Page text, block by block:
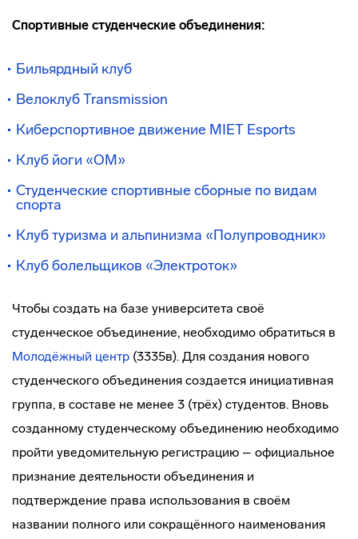
Спортивные студенческие объединения:
Бильярдный клуб
Велоклуб Transmission
Киберспортивное движение MIET Esports
Клуб йоги «ОМ»
Студенческие спортивные сборные по видам
спорта
Клуб туризма и альпинизма «Полупроводник»
Клуб болельщиков «Электроток»
Чтобы создать на базе университета своё
студенческое объединение, необходимо обратиться в
Молодёжный центр (3335в). Для создания нового
студенческого объединения создается инициативная
группа, в составе не менее 3 (трёх) студентов. Вновь
созданному студенческому объединению необходимо
пройти уведомительную регистрацию – официальное
признание деятельности объединения и
подтверждение права использования в своём
названии полного или сокращённого наименования